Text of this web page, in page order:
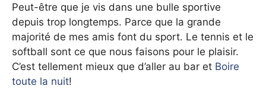
Peut-être que je vis dans une bulle sportive
depuis trop longtemps. Parce que la grande
majorité de mes amis font du sport. Le tennis et le
softball sont ce que nous faisons pour le plaisir.
C’est tellement mieux que d’aller au bar et Boire
toute la nuit!